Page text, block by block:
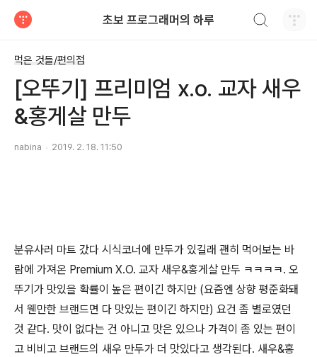
초보 프로그래머의 하루
먹은 것들/편의점
[오뚜기] 프리미엄 x.o. 교자 새우
&홍게살 만두
nabina 2019. 2. 18. 11:50
분유사러 마트 갔다 시식코너에 만두가 있길래 괜히 먹어보는 바
람에 가져온 Premium X.O. 교자 새우&홍게살 만두 ㅋㅋㅋㅋ. 오
뚜기가 맛있을 확률이 높은 편이긴 하지만 (요즘엔 상향 평준화돼
서 웬만한 브랜드면 다 맛있는 편이긴 하지만) 요건 좀 별로였던
것 같다. 맛이 없다는 건 아니고 맛은 있으나 가격이 좀 있는 편이
고 비비고 브랜드의 새우 만두가 더 맛있다고 생각된다. 새우&홍